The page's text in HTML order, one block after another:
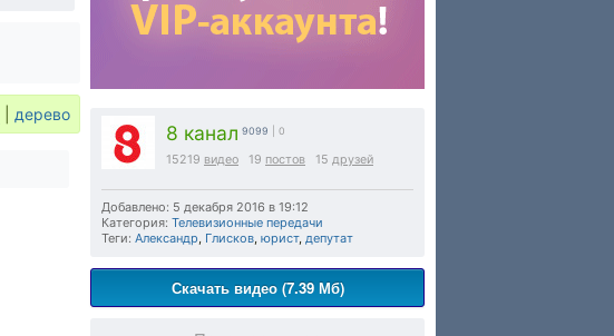
8 канал 9099 | 0
15219 видео 19 постов 15 друзей
Добавлено: 5 декабря 2016 в 19:12
Категория: Телевизионные передачи
Теги: Александр, Глисков, юрист, депутат
Скачать видео (7.39 Мб)
дерево